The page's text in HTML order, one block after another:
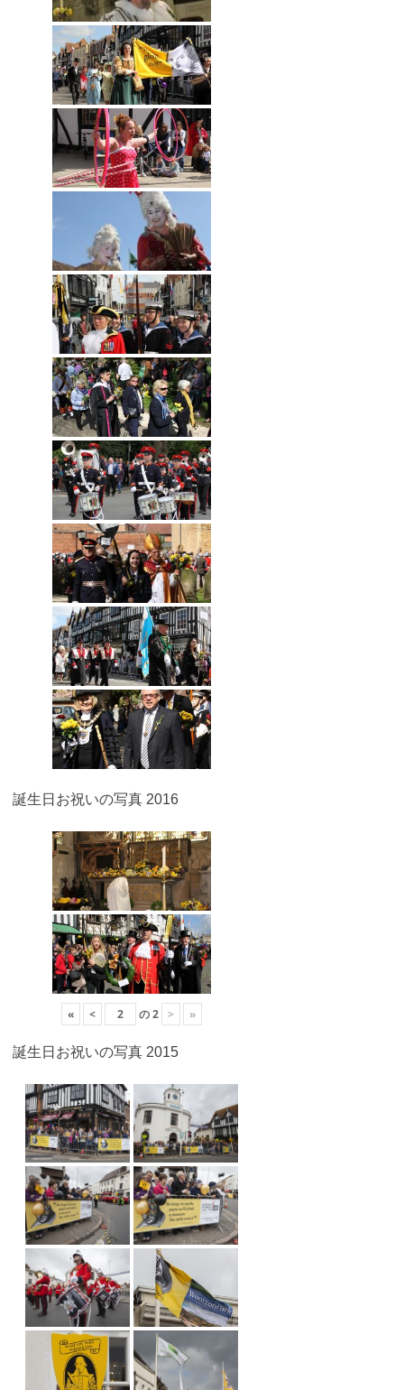
誕生日お祝いの写真 2016
« < の2 > »
誕生日お祝いの写真 2015